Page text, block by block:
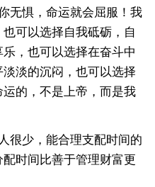
无惧，命运就会屈服！我
可以选择自我砥砺，自
，也可以选择在奋斗中
淡的沉闷，也可以选择
的，不是上帝，而是我
很少，能合理支配时间的
时间比善于管理财富更